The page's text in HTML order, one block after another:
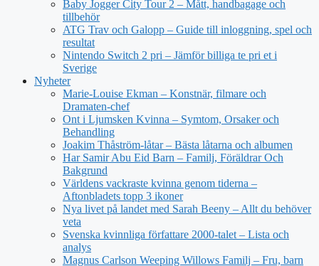
Baby Jogger City Tour 2 – Mått, handbagage och
tillbehör
ATG Trav och Galopp – Guide till inloggning, spel och
resultat
Nintendo Switch 2 pri – Jämför billiga te pri et i
Sverige
Nyheter
Marie-Louise Ekman – Konstnär, filmare och
Dramaten-chef
Ont i Ljumsken Kvinna – Symtom, Orsaker och
Behandling
Joakim Thåström-låtar – Bästa låtarna och albumen
Har Samir Abu Eid Barn – Familj, Föräldrar Och
Bakgrund
Världens vackraste kvinna genom tiderna –
Aftonbladets topp 3 ikoner
Nya livet på landet med Sarah Beeny – Allt du behöver
veta
Svenska kvinnliga författare 2000-talet – Lista och
analys
Magnus Carlson Weeping Willows Familj – Fru, barn